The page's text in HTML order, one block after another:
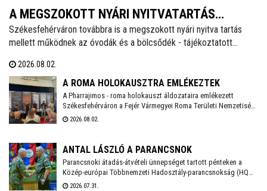
A MEGSZOKOTT NYÁRI NYITVATARTÁS
MELLETT MŰKÖDNEK A FEHÉRVÁRI ÓVODÁK
ÉS BÖLCSŐDÉK
Székesfehérváron továbbra is a megszokott nyári nyitva tartás
mellett működnek az óvodák és a bölcsődék - tájékoztatott
megszokott nyári nyitva tartással fogadják a piciket a bölcsődék
és az óvodák!
2026.08.02.
A ROMA HOLOKAUSZTRA EMLÉKEZTEK
A Pharrajimos - roma holokauszt áldozataira emlékezett
Székesfehérváron a Fejér Vármegyei Roma Területi Nemzetiségi
Önkormányzat, ahova az egész vármegyéből érkeztek
múlt fájdalmát a Romano Glaszo közreműködésével.
2026.08.02.
ANTAL LÁSZLÓ A PARANCSNOK
Parancsnoki átadás-átvételi ünnepséget tartott pénteken a
Közép-európai Többnemzeti Hadosztály-parancsnokság (HQ
MND-C) Székesfehérváron, amelynek során a szlovák Tibor
2026.07.31.